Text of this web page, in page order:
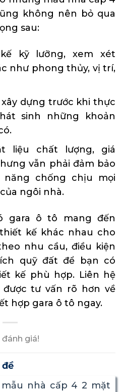
không nên bỏ qua
sau:
kỹ lưỡng, xem xét
như phong thủy, vị trí,
dựng trước khi thực
sinh những khoản
liệu chất lượng, giá
vẫn phải đảm bảo
chống chịu mọi
ngôi nhà.
gara ô tô mang đến
kế khác nhau cho
nhu cầu, điều kiện
quỹ đất để bạn có
kế phù hợp. Liên hệ
được tư vấn rõ hơn về
hợp gara ô tô ngay.
giá!
nhà cấp 4 2 mặt